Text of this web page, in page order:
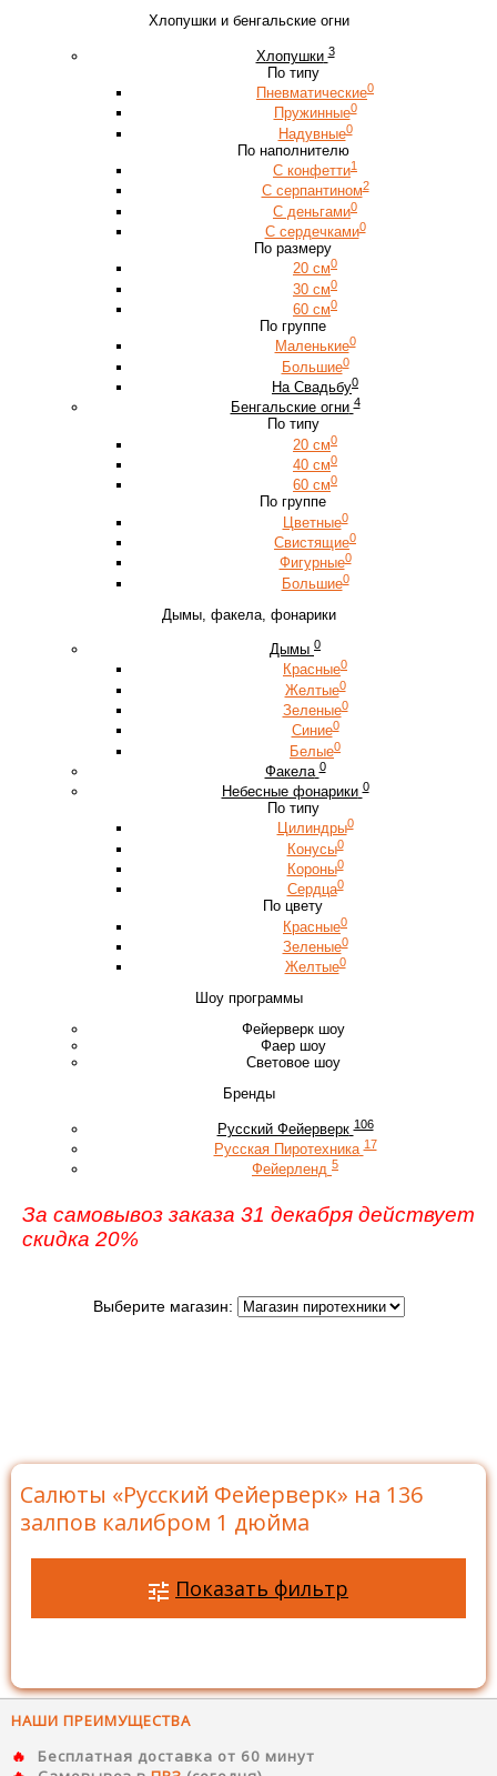
Хлопушки и бенгальские огни
Хлопушки 3
По типу
Пневматические0
Пружинные0
Надувные0
По наполнителю
С конфетти1
С серпантином2
С деньгами0
С сердечками0
По размеру
20 см0
30 см0
60 см0
По группе
Маленькие0
Большие0
На Свадьбу0
Бенгальские огни 4
По типу
20 см0
40 см0
60 см0
По группе
Цветные0
Свистящие0
Фигурные0
Большие0
Дымы, факела, фонарики
Дымы 0
Красные0
Желтые0
Зеленые0
Синие0
Белые0
Факела 0
Небесные фонарики 0
По типу
Цилиндры0
Конусы0
Короны0
Сердца0
По цвету
Красные0
Зеленые0
Желтые0
Шоу программы
Фейерверк шоу
Фаер шоу
Световое шоу
Бренды
Русский Фейерверк 106
Русская Пиротехника 17
Фейерленд 5
За самовывоз заказа 31 декабря действует
скидка 20%
Выберите магазин:
Салюты «Русский Фейерверк» на 136
залпов калибром 1 дюйма
Показать фильтр
НАШИ ПРЕИМУЩЕСТВА
Бесплатная доставка от 60 минут